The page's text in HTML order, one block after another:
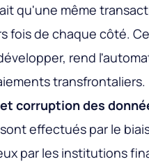
qu'une même
fois de chaque côté.
rend
transfrontaliers.
corruption des
effectués par le
par les institutions